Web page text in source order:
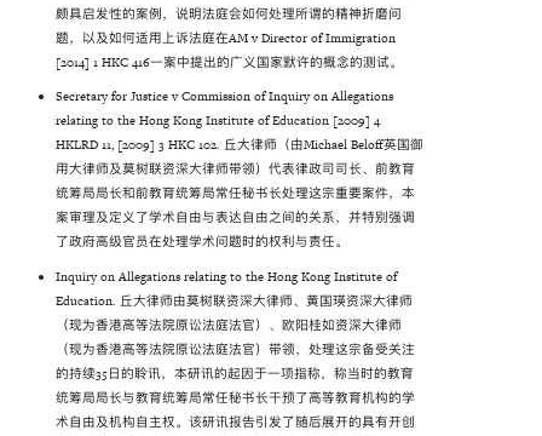
颇具启发性的案例，说明法庭会如何处理所谓的精神折磨问
题，以及如何适用上诉法庭在AM v Director of Immigration
[2014] 1 HKC 416一案中提出的广义国家默许的概念的测试。
Secretary for Justice v Commission of Inquiry on Allegations
relating to the Hong Kong Institute of Education [2009] 4
HKLRD 11, [2009] 3 HKC 102. 丘大律师（由Michael Beloff英国御
用大律师及莫树联资深大律师带领）代表律政司司长、前教育
统筹局局长和前教育统筹局常任秘书长处理这宗重要案件，本
案审理及定义了学术自由与表达自由之间的关系，并特别强调
了政府高级官员在处理学术问题时的权利与责任。
Inquiry on Allegations relating to the Hong Kong Institute of
Education. 丘大律师由莫树联资深大律师、黄国瑛资深大律师
（现为香港高等法院原讼法庭法官）、欧阳桂如资深大律师
（现为香港高等法院原讼法庭法官）带领，处理这宗备受关注
的持续35日的聆讯，本研讯的起因于一项指称，称当时的教育
统筹局局长与教育统筹局常任秘书长干预了高等教育机构的学
术自由及机构自主权。该研讯报告引发了随后展开的具有开创